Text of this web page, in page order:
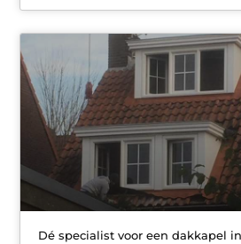
Dé specialist voor een dakkapel